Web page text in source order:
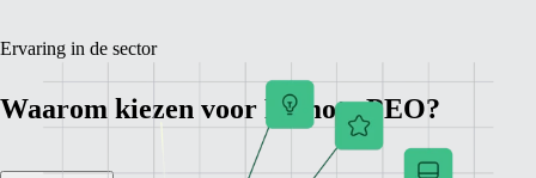
Ervaring in de sector
Waarom kiezen voor Remote PEO?